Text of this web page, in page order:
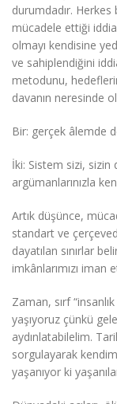
durumdadır. Herkes
mücadele ettiği
olmayı kendisine
ve sahiplendiğini
metodunu,
davanın neresinde
Bir: gerçek âlemde
İki: Sistem sizi,
argümanlarınızla
Artık düşünce,
standart ve
dayatılan sınırlar
imkânlarımızı iman
Zaman, sırf
yaşıyoruz çünkü
aydınlatabilelim.
sorgulayarak
yaşanıyor ki